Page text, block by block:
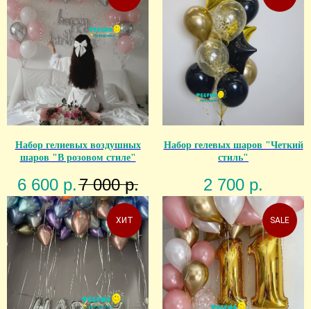
Набор гелиевых воздушных
шаров "В розовом стиле"
6 600 р.7 000 р.
Набор гелевых шаров "Четкий
стиль"
2 700 р.
ХИТ SALE